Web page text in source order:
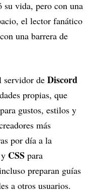
su vida, pero con una
el lector fanático
una barrera de
servidor de Discord
propias, que
para gustos, estilos y
más
por día a la
CSS para
preparan guías
a otros usuarios.